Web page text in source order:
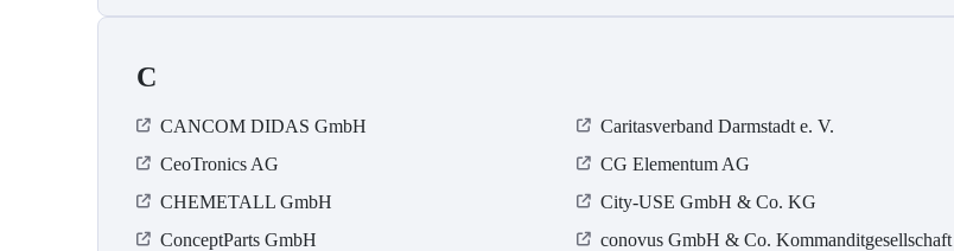
C
CANCOM DIDAS GmbH Caritasverband Darmstadt e. V.
CeoTronics AG
CG Elementum AG
CHEMETALL GmbH
City-USE GmbH & Co. KG
ConceptParts GmbH
conovus GmbH & Co. Kommanditgesellschaft